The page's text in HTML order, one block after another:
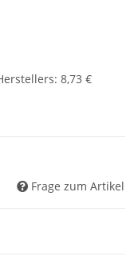
: 8,73 €
Frage zum Artikel